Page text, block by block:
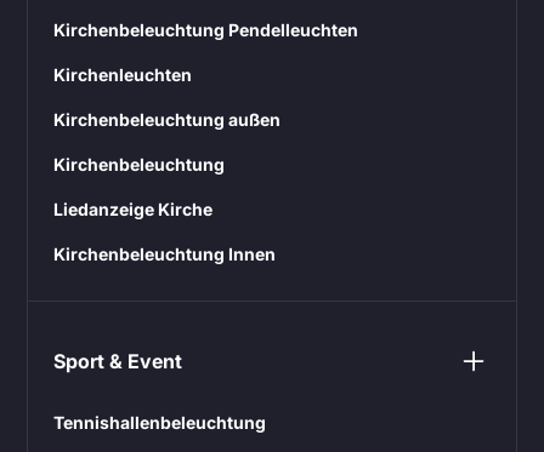
Kirchenbeleuchtung Pendelleuchten
Kirchenleuchten
Kirchenbeleuchtung außen
Kirchenbeleuchtung
Liedanzeige Kirche
Kirchenbeleuchtung Innen
Sport & Event
Tennishallenbeleuchtung